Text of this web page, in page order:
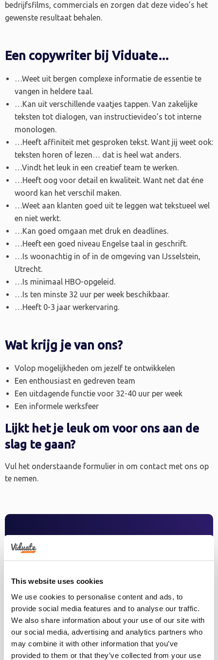
This website uses cookies
We use cookies to personalise content and ads, to
provide social media features and to analyse our traffic.
We also share information about your use of our site with
our social media, advertising and analytics partners who
may combine it with other information that you’ve
provided to them or that they’ve collected from your use
bedrijfsfilms, commercials en zorgen dat deze video’s het
gewenste resultaat behalen.
Een copywriter bij Viduate…
…Weet uit bergen complexe informatie de essentie te
vangen in heldere taal.
…Kan uit verschillende vaatjes tappen. Van zakelijke
teksten tot dialogen, van instructievideo’s tot interne
monologen.
…Heeft affiniteit met gesproken tekst. Want jij weet ook:
teksten horen of lezen… dat is heel wat anders.
…Vindt het leuk in een creatief team te werken.
…Heeft oog voor detail en kwaliteit. Want net dat éne
woord kan het verschil maken.
…Weet aan klanten goed uit te leggen wat tekstueel wel
en niet werkt.
…Kan goed omgaan met druk en deadlines.
…Heeft een goed niveau Engelse taal in geschrift.
…Is woonachtig in of in de omgeving van IJsselstein,
Utrecht.
…Is minimaal HBO-opgeleid.
…Is ten minste 32 uur per week beschikbaar.
…Heeft 0-3 jaar werkervaring.
Wat krijg je van ons?
Volop mogelijkheden om jezelf te ontwikkelen
Een enthousiast en gedreven team
Een uitdagende functie voor 32-40 uur per week
Een informele werksfeer
Lijkt het je leuk om voor ons aan de
slag te gaan?
Vul het onderstaande formulier in om contact met ons op
te nemen.